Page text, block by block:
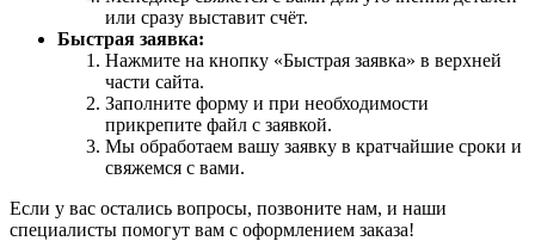
или сразу выставит счёт.
Быстрая заявка:
Нажмите на кнопку «Быстрая заявка» в верхней
части сайта.
Заполните форму и при необходимости
прикрепите файл с заявкой.
Мы обработаем вашу заявку в кратчайшие сроки и
свяжемся с вами.
Если у вас остались вопросы, позвоните нам, и наши
специалисты помогут вам с оформлением заказа!